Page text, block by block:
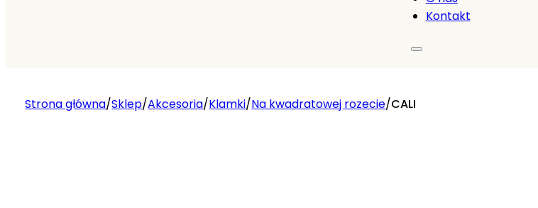
Kontakt
Strona główna/Sklep/Akcesoria/Klamki/Na kwadratowej rozecie/CALI